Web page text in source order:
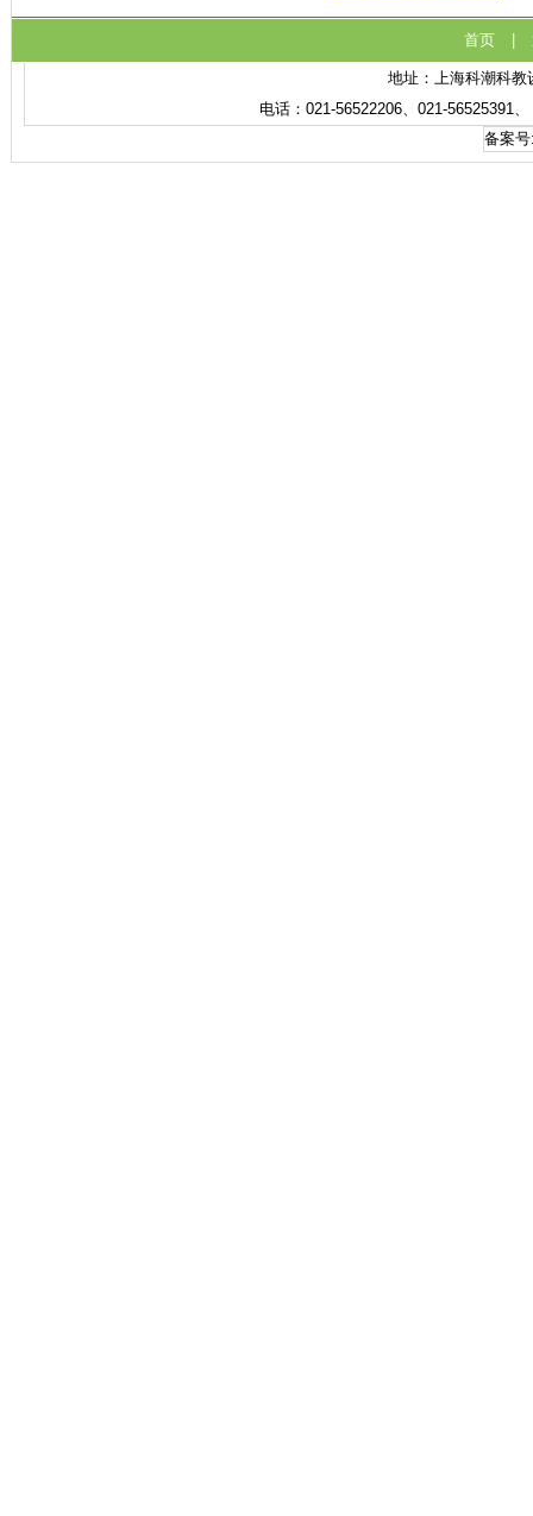
首页
地址：上海科潮科教
电话：021-56522206、021-56525391
备案